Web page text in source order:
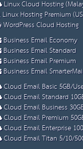
Linux Cloud Hosting
Linux Hosting Premium
WordPress Cloud Hosting
Business Email Economy
Business Email Standard
Business Email Premium
Business Email
Cloud Email Basic 5GB/
Cloud Email Standard
Cloud Email Business
Cloud Email Premium
Cloud Email Enterprise
Cloud Email Titan 5/10/